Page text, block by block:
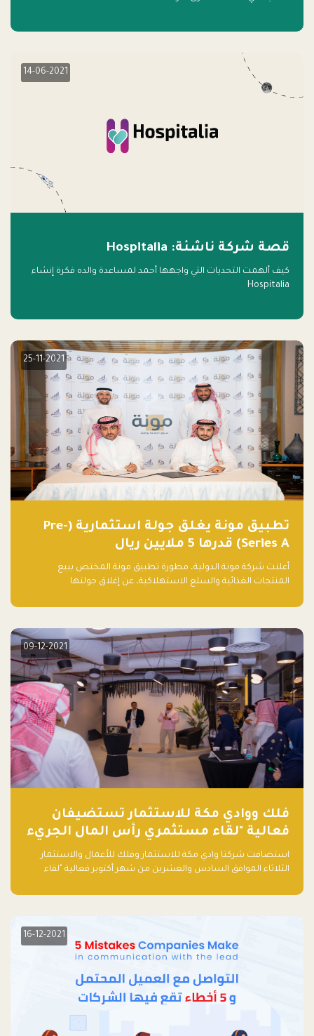
14-06-2021
قصة شركة ناشئة: Hospitalia
كيف ألهمت التحديات التي واجهها أحمد لمساعدة والده فكرة إنشاء
Hospitalia
25-11-2021
تطبيق مونة يغلق جولة استثمارية (Pre-
Series A) قدرها 5 ملايين ريال
أعلنت شركة مونة الدولية، مطورة تطبيق مونة المختص ببيع
المنتجات الغذائية والسلع الاستهلاكية، عن إغلاق جولتها
دولار أمريكي)، بقيادة شركتي دعم المنشآت المحدودة وتسارع القابضة
09-12-2021
فلك ووادي مكة للاستثمار تستضيفان
فعالية "لقاء مستثمري رأس المال الجريء
في المنطقة"
استضافت شركتا وادي مكة للاستثمار وفلك للأعمال والاستثمار
الثلاثاء الموافق السادس والعشرين من شهر أكتوبر فعالية "لقاء
مشاركاً من أبرز صناديق رأس المال الجريء وممثلي المؤسسات
16-12-2021